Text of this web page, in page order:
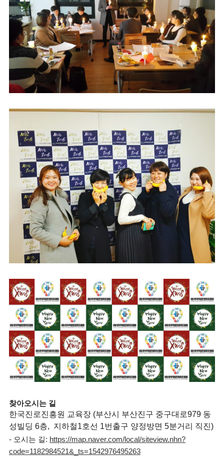
찾아오시는 길
한국진로진흥원 교육장 (부산시 부산진구 중구대로979 동
성빌딩 6층, 지하철1호선 1번출구 양정방면 5분거리 직진)
- 오시는 길: https://map.naver.com/local/siteview.nhn?
code=1182984521&_ts=1542976495263